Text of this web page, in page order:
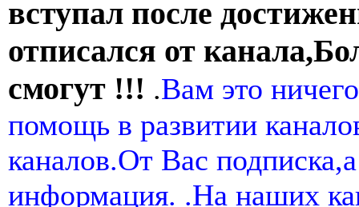
вступал после
отписался от
смогут !!! .Вам это
помощь в развитии
каналов.От Вас
информация. .На наших